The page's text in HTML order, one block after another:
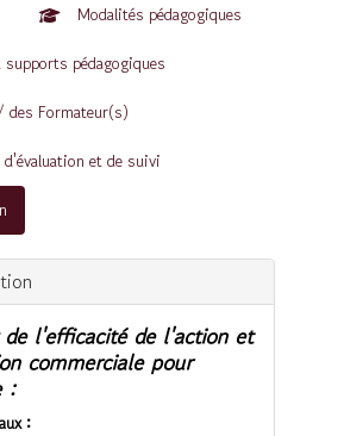
Modalités pédagogiques
supports pédagogiques
des Formateur(s)
et de suivi
de l'efficacité de l'action et
commerciale pour
:
: